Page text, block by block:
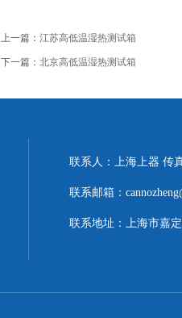
上一篇： 江苏高低温湿热测试箱
下一篇： 北京高低温湿热测试箱
联系人：上海上器 传
联系邮箱：
联系地址：上海市嘉